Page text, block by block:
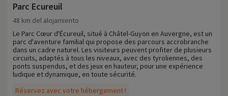
Parc Ecureuil
Réservez avec votre hébergement !
48 km del alojamiento
Le Parc Cœur d'Écureuil, situé à Châtel-Guyon en Auvergne, est un
parc d'aventure familial qui propose des parcours accrobranche
dans un cadre naturel. Les visiteurs peuvent profiter de plusieurs
circuits, adaptés à tous les niveaux, avec des tyroliennes, des
ponts suspendus, et des jeux en hauteur, pour une expérience
ludique et dynamique, en toute sécurité.